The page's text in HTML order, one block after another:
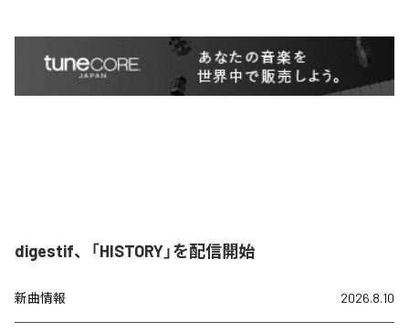
digestif、「HISTORY」を配信開始
新曲情報 2026.8.10